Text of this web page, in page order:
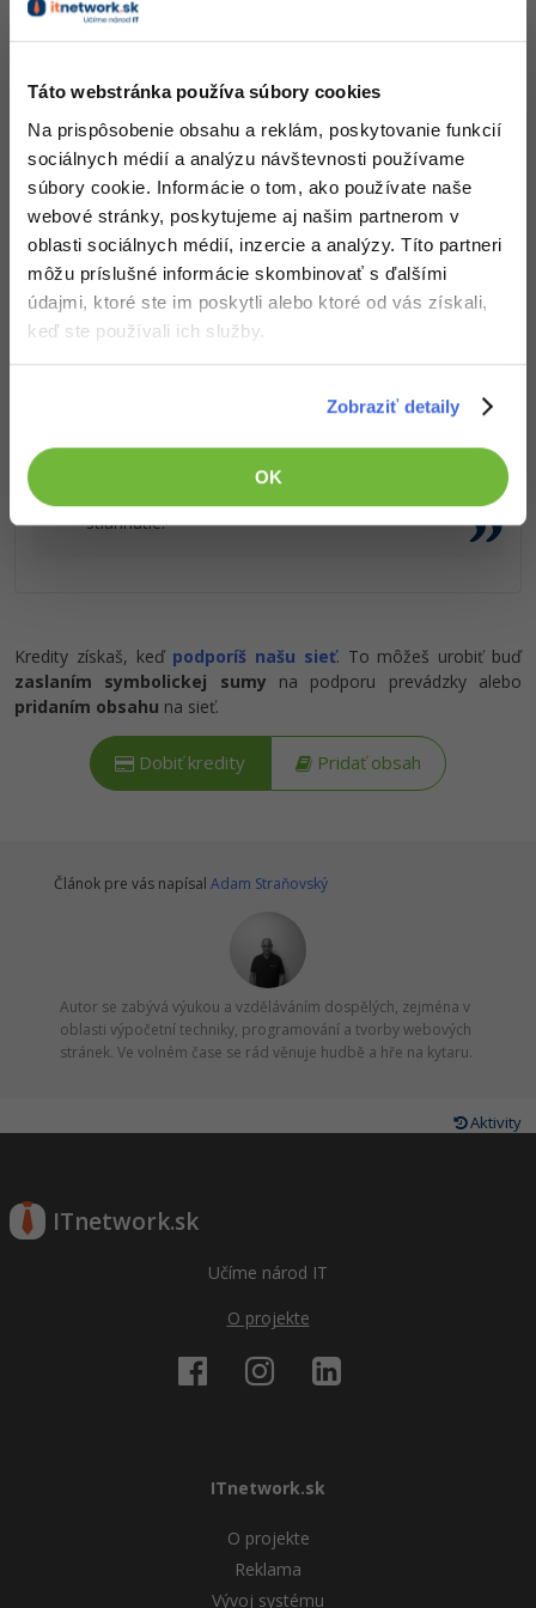
Táto webstránka používa súbory cookies
Na prispôsobenie obsahu a reklám, poskytovanie funkcií
sociálnych médií a analýzu návštevnosti používame
súbory cookie. Informácie o tom, ako používate naše
webové stránky, poskytujeme aj našim partnerom v
oblasti sociálnych médií, inzercie a analýzy. Títo partneri
môžu príslušné informácie skombinovať s ďalšími
údajmi, ktoré ste im poskytli alebo ktoré od vás získali,
keď ste používali ich služby.
Zobraziť detaily
OK
Adobe XD
Adobe InDesign -25%
Adobe After Effects
Blender -80%
Inkscape
Fotografovanie -80%
Video
Čo od nás v ďalších lekciách dostaneš?
Prístup k jednotlivým lekciám podľa spôsobu
obstarania.
Kvalitné znalosti
v oblasti IT.
Zručnosti, ktoré ti pomôžu získať vysnívanú a
dobre platenú prácu.
Popis článku
Riešené úlohy na vytváranie návrhov a štruktúry
sietí na tému bezdrôtovej siete. Úlohy sú
stiahnutie.
Kredity získaš, keď podporíš našu sieť. To môžeš urobiť buď
zaslaním symbolickej sumy na podporu prevádzky alebo
pridaním obsahu na sieť.
Dobiť kredity Pridať obsah
Článok pre vás napísal Adam Straňovský
Autor se zabývá výukou a vzděláváním dospělých, zejména v
oblasti výpočetní techniky, programování a tvorby webových
stránek. Ve volném čase se rád věnuje hudbě a hře na kytaru.
Aktivity
ITnetwork.sk
Učíme národ IT
O projekte
ITnetwork.sk
O projekte
Reklama
Vývoj systému